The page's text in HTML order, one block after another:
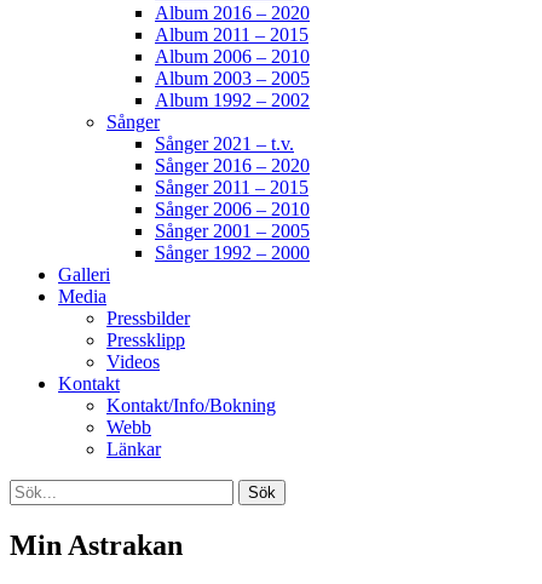
Album 2016 – 2020
Album 2011 – 2015
Album 2006 – 2010
Album 2003 – 2005
Album 1992 – 2002
Sånger
Sånger 2021 – t.v.
Sånger 2016 – 2020
Sånger 2011 – 2015
Sånger 2006 – 2010
Sånger 2001 – 2005
Sånger 1992 – 2000
Galleri
Media
Pressbilder
Pressklipp
Videos
Kontakt
Kontakt/Info/Bokning
Webb
Länkar
Search
Sök
efter:
[label]
Min Astrakan